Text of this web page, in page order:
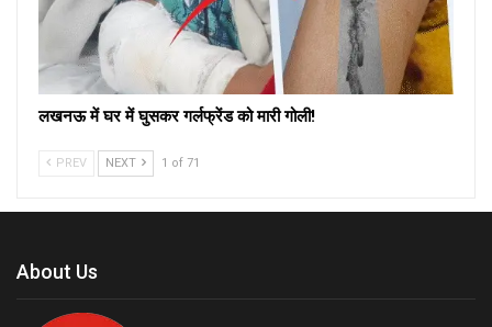
लखनऊ में घर में घुसकर गर्लफ्रेंड को मारी गोली!
PREV NEXT 1 of 71
About Us